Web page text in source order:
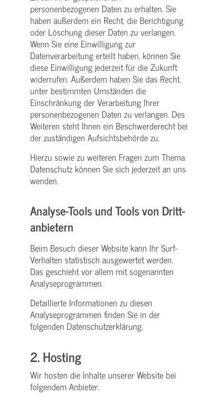
personenbezogenen Daten zu erhalten. Sie
haben außerdem ein Recht, die Berichtigung
oder Löschung dieser Daten zu verlangen.
Wenn Sie eine Einwilligung zur
Datenverarbeitung erteilt haben, können Sie
diese Einwilligung jederzeit für die Zukunft
widerrufen. Außerdem haben Sie das Recht,
unter bestimmten Umständen die
Einschränkung der Verarbeitung Ihrer
personenbezogenen Daten zu verlangen. Des
Weiteren steht Ihnen ein Beschwerderecht bei
der zuständigen Aufsichtsbehörde zu.
Hierzu sowie zu weiteren Fragen zum Thema
Datenschutz können Sie sich jederzeit an uns
wenden.
Analyse-Tools und Tools von Dritt­
anbietern
Beim Besuch dieser Website kann Ihr Surf-
Verhalten statistisch ausgewertet werden.
Das geschieht vor allem mit sogenannten
Analyseprogrammen.
Detaillierte Informationen zu diesen
Analyseprogrammen finden Sie in der
folgenden Datenschutzerklärung.
2. Hosting
Wir hosten die Inhalte unserer Website bei
folgendem Anbieter: